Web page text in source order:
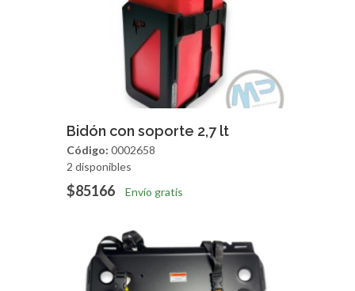
Agregar Vista Rapida
Bidón con soporte 2,7 lt
Código: 0002658
2 disponibles
$85166 Envío gratis